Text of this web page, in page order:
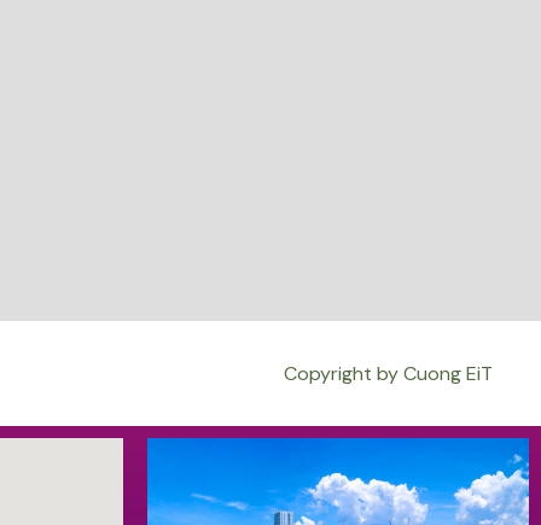
Copyright by Cuong EiT